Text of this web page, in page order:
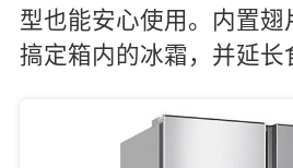
型也能安心使用。内置翅
搞定箱内的冰霜，并延长